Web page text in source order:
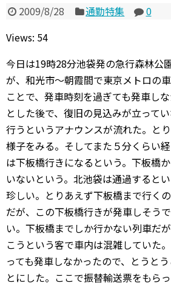
2009/8/28 通勤特集
0
Views: 54
今日は19時28分池袋発の急行森林公
が、和光市～朝霞間で東京メトロの
ことで、発車時刻を過ぎても発車し
とした後で、復旧の見込みが立って
行うというアナウンスが流れた。と
様子をみる。そしてまた５分くらい
は下板橋行きになるという。下板橋
いないという。北池袋は通過すると
珍しい。とりあえず下板橋まで行く
だが、この下板橋行きが発車しそう
い。下板橋までしか行かない列車だ
こうという客で車内は混雑していた
っても発車しなかったので、とうと
とにした。ここで振替輸送票をもら